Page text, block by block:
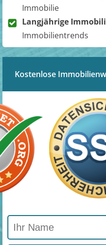
Immobilie
Langjährige
Immobilientrends
Kostenlose